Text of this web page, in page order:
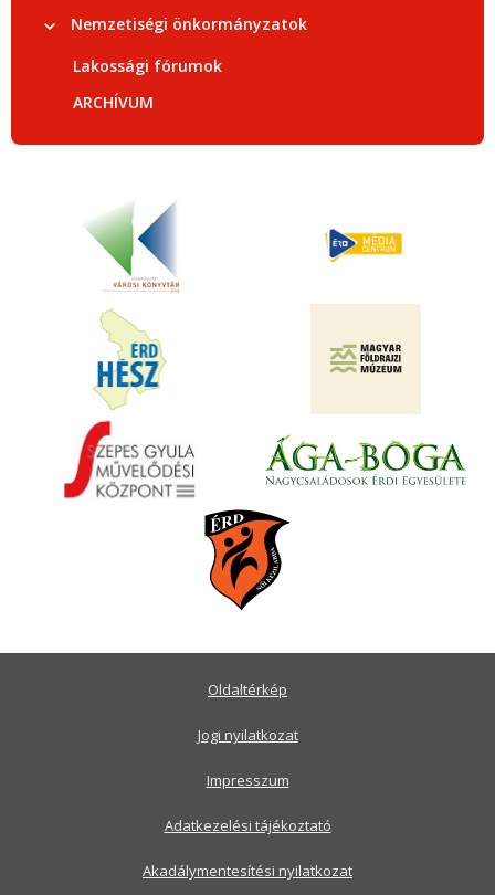
Nemzetiségi önkormányzatok
Lakossági fórumok
ARCHÍVUM
Oldaltérkép
Jogi nyilatkozat
Impresszum
Adatkezelési tájékoztató
Akadálymentesítési nyilatkozat